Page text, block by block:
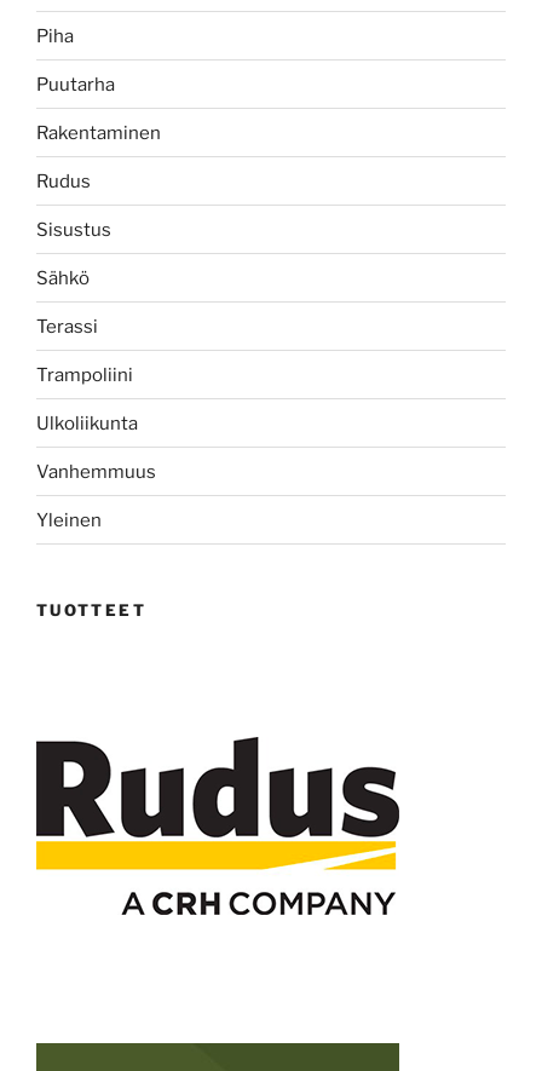
Piha
Puutarha
Rakentaminen
Rudus
Sisustus
Sähkö
Terassi
Trampoliini
Ulkoliikunta
Vanhemmuus
Yleinen
TUOTTEET